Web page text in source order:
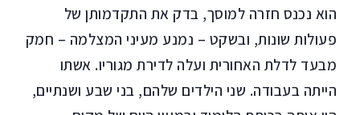
הוא נכנס חזרה למוסך, בדק את התקדמותן של
פעולות שונות, ובשקט – נמנע מעיני המצלמה – חמק
מבעד לדלת האחורית ועלה לדירת מגוריו. אשתו
הייתה בעבודה. שני הילדים שלהם, בני שבע ושנתיים,